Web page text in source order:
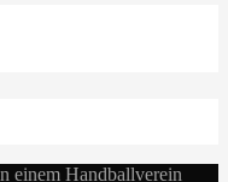
einem Handballverein